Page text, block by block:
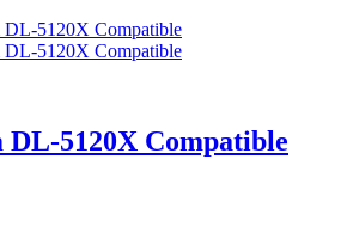
5120X Compatible